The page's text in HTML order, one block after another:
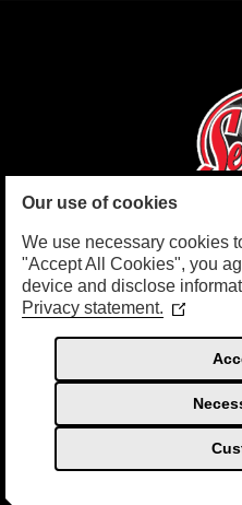
Our use of cookies
We use necessary cookies
"Accept All Cookies", you
device and disclose
Privacy statement. (Opens
in
new
window)
©